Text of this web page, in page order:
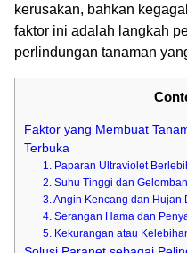
kerusakan, bahkan
faktor ini adalah langkah
perlindungan tanaman
Faktor yang Membuat
Terbuka
1. Paparan Ultraviolet
2. Suhu Tinggi dan
3. Angin Kencang dan Hujan
4. Serangan Hama dan
5. Kekurangan atau